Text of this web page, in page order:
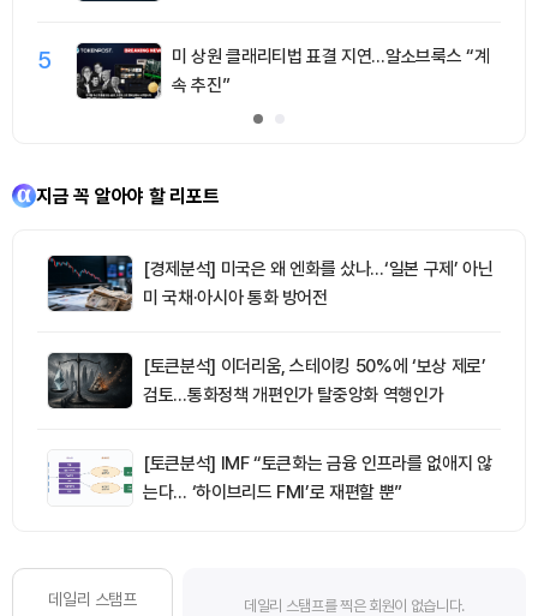
5
미 상원 클래리티법 표결 지연…알소브룩스 “계
속 추진”
지금 꼭 알아야 할 리포트
[경제분석] 미국은 왜 엔화를 샀나…‘일본 구제’ 아닌
미 국채·아시아 통화 방어전
[토큰분석] 이더리움, 스테이킹 50%에 ‘보상 제로’
검토…통화정책 개편인가 탈중앙화 역행인가
[토큰분석] IMF “토큰화는 금융 인프라를 없애지 않
는다… ‘하이브리드 FMI’로 재편할 뿐”
데일리 스탬프
데일리 스탬프를 찍은 회원이 없습니다.